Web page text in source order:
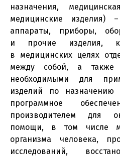
назначения,
медицинские изделия)
аппараты, приборы,
и прочие изделия,
в медицинских целях
между собой, а также
необходимыми для
изделий по назначению
программное
производителем для
помощи, в том числе
организма человека,
исследований,